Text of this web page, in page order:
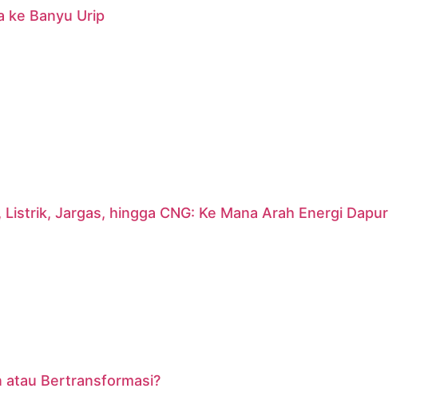
ke Banyu Urip
Jargas, hingga CNG: Ke Mana Arah Energi Dapur
atau Bertransformasi?